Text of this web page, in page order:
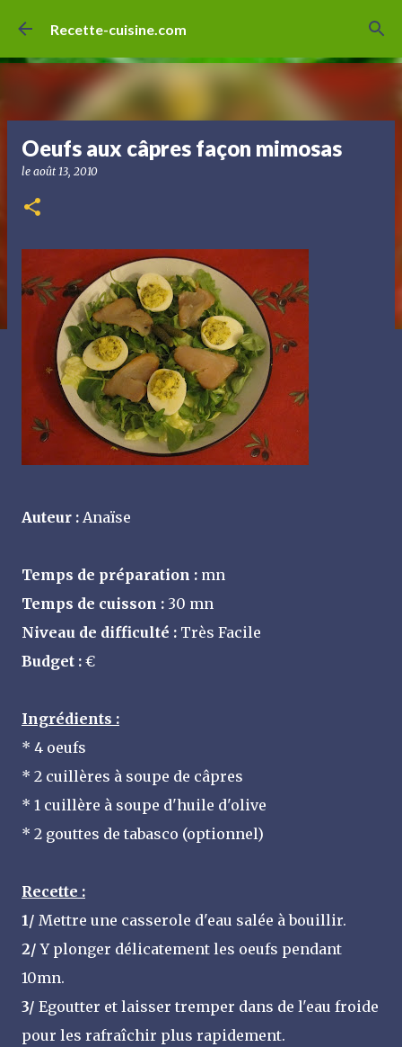
Accéder au contenu principal
Recette-cuisine.com
Oeufs aux câpres façon mimosas
le août 13, 2010
Auteur : Anaïse
Temps de préparation : mn
Temps de cuisson : 30 mn
Niveau de difficulté : Très Facile
Budget : €
Ingrédients :
* 4 oeufs
* 2 cuillères à soupe de câpres
* 1 cuillère à soupe d'huile d'olive
* 2 gouttes de tabasco (optionnel)
Recette :
1/ Mettre une casserole d'eau salée à bouillir.
2/ Y plonger délicatement les oeufs pendant
10mn.
3/ Egoutter et laisser tremper dans de l'eau froide
pour les rafraîchir plus rapidement.